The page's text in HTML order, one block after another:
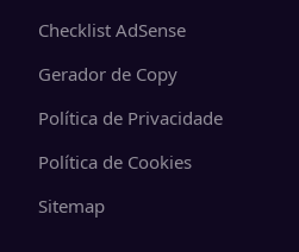
Checklist AdSense
Gerador de Copy
Política de Privacidade
Política de Cookies
Sitemap